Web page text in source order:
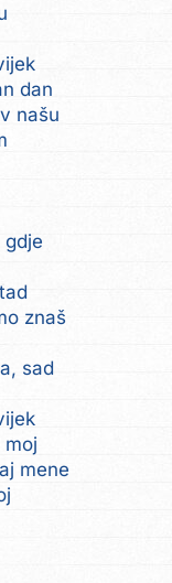
dan
našu
znaš
sad
mene